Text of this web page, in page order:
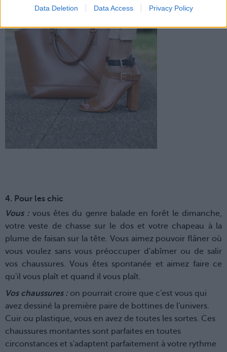
Data Deletion Data Access Privacy Policy
4. Pour les chic
Vous :vous êtes du genre balade en forêt le dimanche,
votre veste de chasse sur le dos et votre chapeau à la
plume de faisan sur la tête. Vous aimez pouvoir flâner où
vous voulez sans vous préoccuper d'abîmer ou de salir
vos chaussures. Vous êtes spontanée et aimez faire ce
qu'il vous plaît et quand il vous plaît.
Vos chaussures : on pourrait croire que c'est vous qui
avez dessiné la première paire de bottines de l'univers.
Cuir ou plastique, vous en avez de toutes les sortes. Ces
chaussures montantes sont parfaites en toutes
circonstances et s'adaptent parfaitement à votre rythme